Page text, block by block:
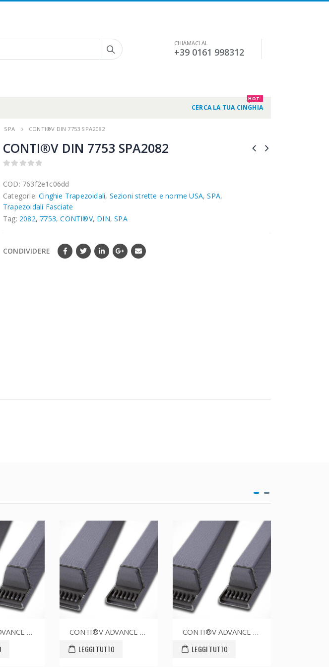
CHIAMACI AL
+39 0161 998312
CERCA LA TUA CINGHIA
HOT
SPA CONTI®V DIN 7753 SPA2082
CONTI®V DIN 7753 SPA2082
COD: 763f2e1c06dd
Categorie:Cinghie Trapezoidali, Sezioni strette e norme USA,SPA,
Trapezoidali Fasciate
Tag: 2082, 7753,CONTI®V, DIN,SPA
CONDIVIDERE